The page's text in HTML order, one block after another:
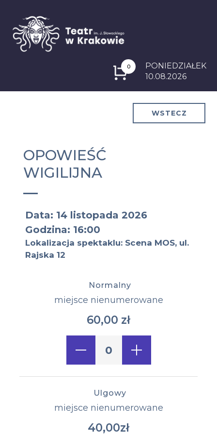
0
PONIEDZIAŁEK
10.08.2026
WSTECZ
OPOWIEŚĆ
WIGILIJNA
Data: 14 listopada 2026
Godzina: 16:00
Lokalizacja spektaklu: Scena MOS, ul.
Rajska 12
Normalny
Typ miejsca:
miejsce nienumerowane
Cena biletu:
60,00 zł
Ulgowy
miejsce nienumerowane
40,00zł